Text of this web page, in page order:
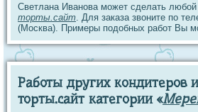
Светлана Иванова может сделать любой
торты.сайт. Для заказа звоните по
(Москва). Примеры подобных работ Вы
Работы других кондитеров
торты.сайт категории «